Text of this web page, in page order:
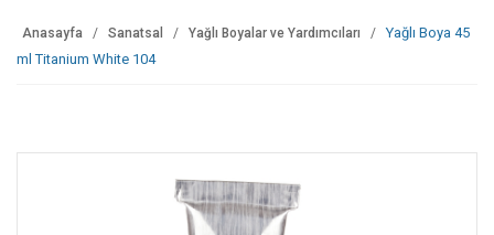
Anasayfa Sanatsal Yağlı Boyalar ve Yardımcıları
Yağlı Boya 45
ml Titanium White 104